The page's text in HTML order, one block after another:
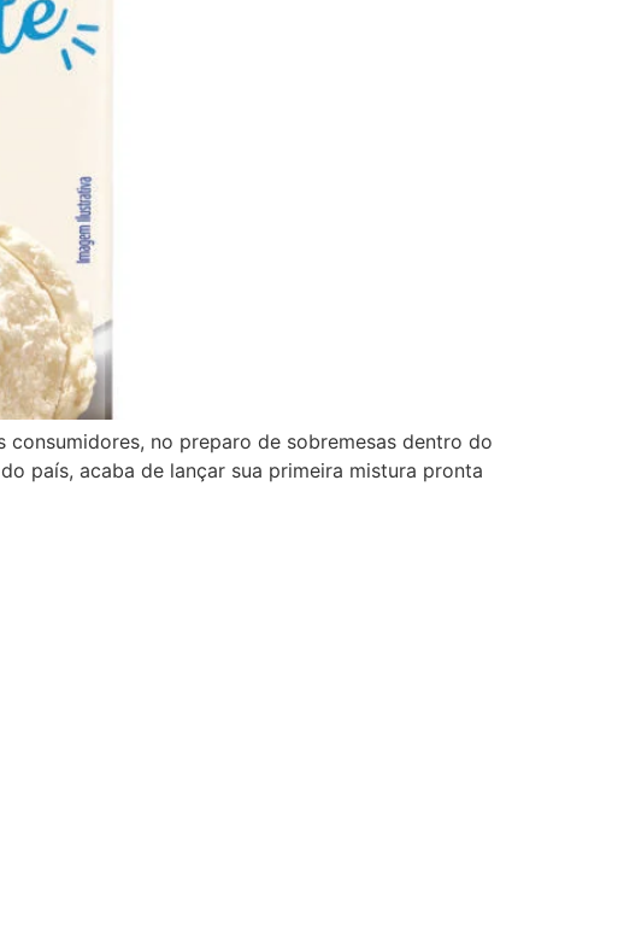
no preparo de sobremesas dentro do
país, acaba de lançar sua primeira mistura pronta